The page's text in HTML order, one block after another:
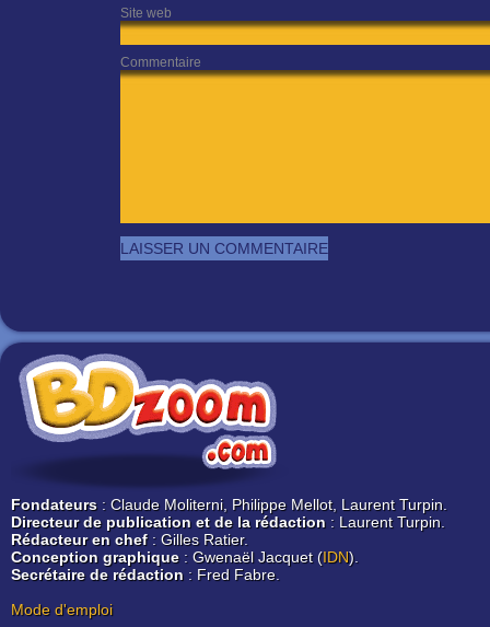
Site web
Commentaire
Fondateurs : Claude Moliterni, Philippe Mellot, Laurent Turpin.
Directeur de publication et de la rédaction : Laurent Turpin.
Rédacteur en chef: Gilles Ratier.
Conception graphique: Gwenaël Jacquet (IDN).
Secrétaire de rédaction : Fred Fabre.
Mode d'emploi